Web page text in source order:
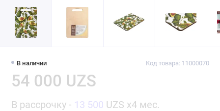
В наличии Код товара: 11000070
54 000 UZS
В рассрочку - 13 500 UZS x4 мес.